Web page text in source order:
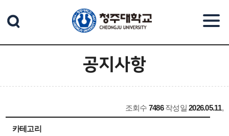
공지사항
조회수 7486 작성일2026.05.11,
카테고리